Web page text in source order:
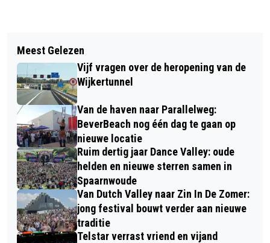
VETERANENDAG BEVERWIJK EN
HEEMSKERK OP ZONDAG 27 OKTOBER
WORD JIJ DE
KLIMAATBURGEMEESTER VAN
BEVERWIJK?
Meest Gelezen
Vijf vragen over de heropening van de
Wijkertunnel
Van de haven naar Parallelweg:
BeverBeach nog één dag te gaan op
nieuwe locatie
Ruim dertig jaar Dance Valley: oude
helden en nieuwe sterren samen in
Spaarnwoude
Van Dutch Valley naar Zin In De Zomer:
jong festival bouwt verder aan nieuwe
traditie
Telstar verrast vriend en vijand